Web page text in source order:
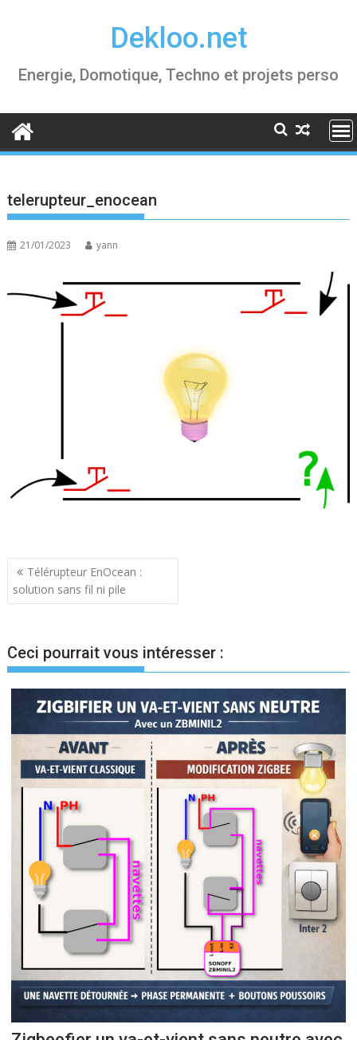
Dekloo.net
Energie, Domotique, Techno et projets perso
telerupteur_enocean
21/01/2023 yann
Navigation
de
Télérupteur EnOcean :
solution sans fil ni pile
Ceci pourrait vous intéresser :